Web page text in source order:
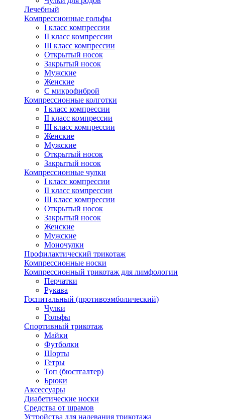
Лечебный
Компрессионные гольфы
I класс компрессии
II класс компрессии
III класс компрессии
Открытый носок
Закрытый носок
Мужские
Женские
С микрофиброй
Компрессионные колготки
I класс компрессии
II класс компрессии
III класс компрессии
Женские
Мужские
Открытый носок
Закрытый носок
Компрессионные чулки
I класс компрессии
II класс компрессии
III класс компрессии
Открытый носок
Закрытый носок
Женские
Мужские
Моночулки
Профилактический трикотаж
Компрессионные носки
Компрессионный трикотаж для лимфологии
Перчатки
Рукава
Госпитальный (противоэмболический)
Чулки
Гольфы
Спортивный трикотаж
Майки
Футболки
Шорты
Гетры
Топ (бюстгалтер)
Брюки
Аксессуары
Диабетические носки
Средства от шрамов
Устройства для надевания трикотажа